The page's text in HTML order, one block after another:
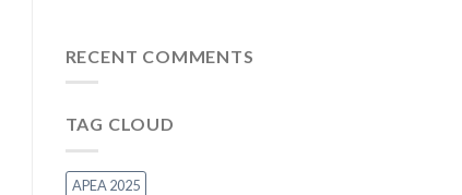
RECENT COMMENTS
TAG CLOUD
APEA 2025